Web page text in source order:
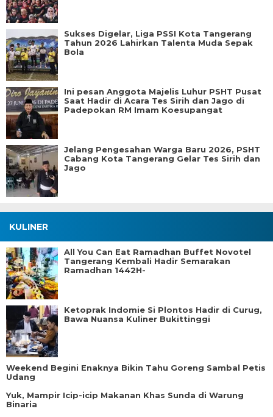
Sukses Digelar, Liga PSSI Kota Tangerang
Tahun 2026 Lahirkan Talenta Muda Sepak
Bola
Ini pesan Anggota Majelis Luhur PSHT Pusat
Saat Hadir di Acara Tes Sirih dan Jago di
Padepokan RM Imam Koesupangat
Jelang Pengesahan Warga Baru 2026, PSHT
Cabang Kota Tangerang Gelar Tes Sirih dan
Jago
KULINER
All You Can Eat Ramadhan Buffet Novotel
Tangerang Kembali Hadir Semarakan
Ramadhan 1442H-
Ketoprak Indomie Si Plontos Hadir di Curug,
Bawa Nuansa Kuliner Bukittinggi
Weekend Begini Enaknya Bikin Tahu Goreng Sambal Petis
Udang
Yuk, Mampir Icip-icip Makanan Khas Sunda di Warung
Binaria